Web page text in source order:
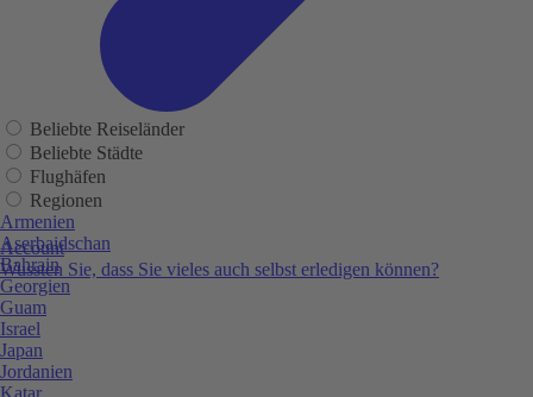
Account
Wussten Sie, dass Sie vieles auch selbst erledigen können?
Beliebte Reiseländer
Beliebte Städte
Flughäfen
Regionen
Armenien
Aserbaidschan
Bahrain
Georgien
Guam
Israel
Japan
Jordanien
Katar